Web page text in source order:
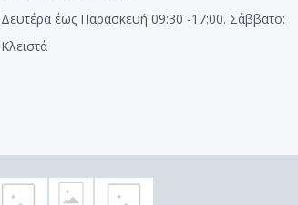
Δευτέρα έως Παρασκευή 09:30 -17:00. Σάββατο:
Κλειστά